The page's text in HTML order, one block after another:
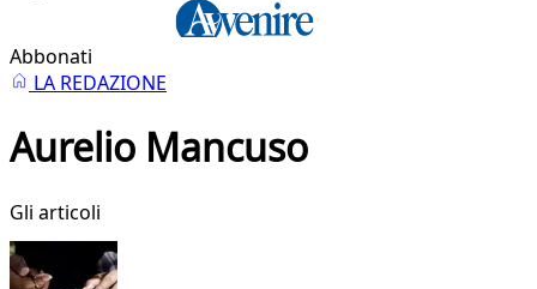
Abbonati
LA REDAZIONE
Aurelio Mancuso
Gli articoli